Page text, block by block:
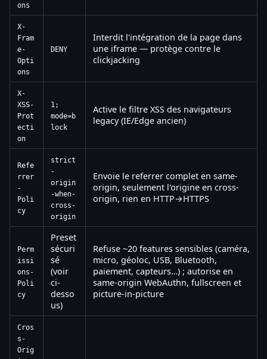
ons
X-
Fram
e-
Opti
ons
DENY
Interdit l'intégration de la page dans
une iframe — protège contre le
clickjacking
X-
XSS-
Prot
ecti
on
1;
mode=b
lock
Active le filtre XSS des navigateurs
legacy (IE/Edge ancien)
Refe
rrer
-
Poli
cy
strict
-
origin
-when-
cross-
origin
Envoie le referrer complet en same-
origin, seulement l'origine en cross-
origin, rien en HTTP→HTTPS
Perm
issi
ons-
Poli
cy
Preset
sécuri
sé
(voir
ci-
desso
us)
Refuse ~20 features sensibles (caméra,
micro, géoloc, USB, Bluetooth,
paiement, capteurs…) ; autorise en
same-origin WebAuthn, fullscreen et
picture-in-picture
Cros
s-
Orig